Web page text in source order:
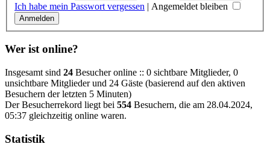
Ich habe mein Passwort vergessen | Angemeldet bleiben
Wer ist online?
Insgesamt sind 24 Besucher online :: 0 sichtbare Mitglieder, 0
unsichtbare Mitglieder und 24 Gäste (basierend auf den aktiven
Besuchern der letzten 5 Minuten)
Der Besucherrekord liegt bei 554 Besuchern, die am 28.04.2024,
05:37 gleichzeitig online waren.
Statistik